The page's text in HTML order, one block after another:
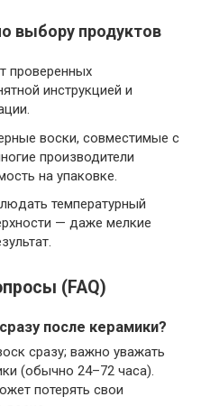
выбору продуктов
проверенных
инструкцией и
воски, совместимые с
производители
на упаковке.
температурный
— даже мелкие
(FAQ)
после керамики?
сразу; важно уважать
(обычно 24–72 часа).
потерять свои